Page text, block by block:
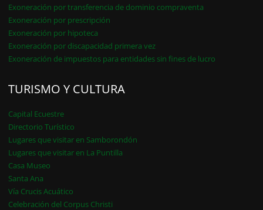
Exoneración por transferencia de dominio compraventa
Exoneración por prescripción
Exoneración por hipoteca
Exoneración por discapacidad primera vez
Exoneración de impuestos para entidades sin fines de lucro
TURISMO Y CULTURA
Capital Ecuestre
Directorio Turístico
Lugares que visitar en Samborondón
Lugares que visitar en La Puntilla
Casa Museo
Santa Ana
Vía Crucis Acuático
Celebración del Corpus Christi